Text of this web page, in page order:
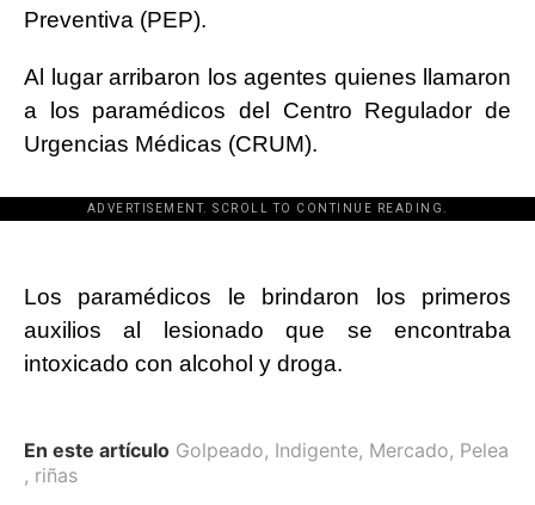
Preventiva (PEP).
Al lugar arribaron los agentes quienes llamaron
a los paramédicos del Centro Regulador de
Urgencias Médicas (CRUM).
ADVERTISEMENT. SCROLL TO CONTINUE READING.
Los paramédicos le brindaron los primeros
auxilios al lesionado que se encontraba
intoxicado con alcohol y droga.
En este artículo Golpeado, Indigente, Mercado, Pelea
, riñas